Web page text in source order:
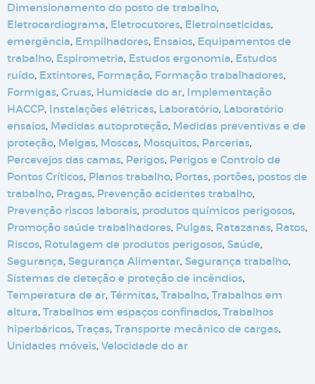
Dimensionamento do posto de trabalho,
Eletrocardiograma, Eletrocutores, Eletroinseticidas,
emergência, Empilhadores, Ensaios, Equipamentos de
trabalho, Espirometria, Estudos ergonomia, Estudos
ruído, Extintores, Formação, Formação trabalhadores,
Formigas, Gruas, Humidade do ar, Implementação
HACCP, Instalações elétricas, Laboratório, Laboratório
ensaios, Medidas autoproteção, Medidas preventivas e de
proteção, Melgas, Moscas, Mosquitos, Parcerias,
Percevejos das camas, Perigos, Perigos e Controlo de
Pontos Críticos, Planos trabalho, Portas, portões, postos de
trabalho, Pragas, Prevenção acidentes trabalho,
Prevenção riscos laborais, produtos químicos perigosos,
Promoção saúde trabalhadores, Pulgas, Ratazanas, Ratos,
Riscos, Rotulagem de produtos perigosos, Saúde,
Segurança, Segurança Alimentar, Segurança trabalho,
Sistemas de deteção e proteção de incêndios,
Temperatura de ar, Térmitas, Trabalho, Trabalhos em
altura, Trabalhos em espaços confinados, Trabalhos
hiperbáricos, Traças, Transporte mecânico de cargas,
Unidades móveis, Velocidade do ar